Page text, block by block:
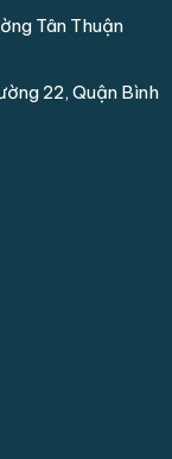
Tân Thuận
22, Quận Bình